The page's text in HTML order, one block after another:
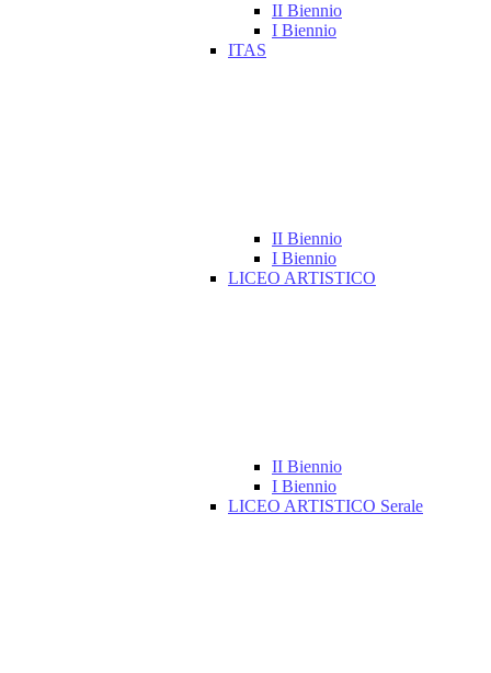
II Biennio
I Biennio
ITAS
II Biennio
I Biennio
LICEO ARTISTICO
II Biennio
I Biennio
LICEO ARTISTICO Serale